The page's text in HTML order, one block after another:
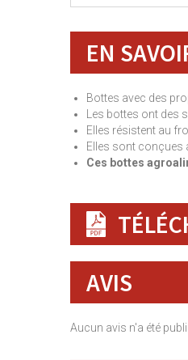
EN
Bottes avec des
Les bottes ont des
Elles résistent au
Elles sont conçues
Ces bottes
AVIS
Aucun avis n'a été